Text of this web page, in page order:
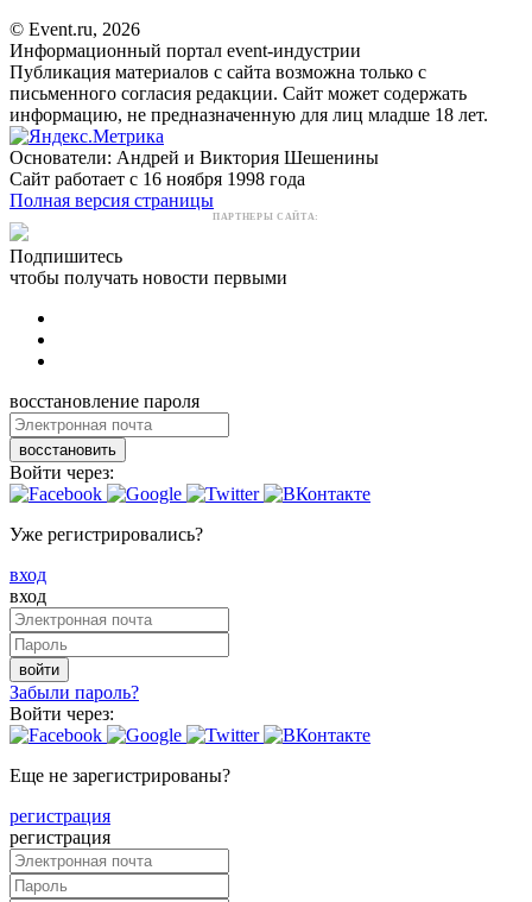
© Event.ru, 2026
Информационный портал event-индустрии
Публикация материалов с сайта возможна только с
письменного согласия редакции. Сайт может содержать
информацию, не предназначенную для лиц младше 18 лет.
Основатели: Андрей и Виктория Шешенины
Сайт работает с 16 ноября 1998 года
Полная версия страницы
ПАРТНЕРЫ САЙТА:
Подпишитесь
чтобы получать новости первыми
восстановление пароля
восстановить
Войти через:
Уже регистрировались?
вход
вход
войти
Забыли пароль?
Войти через:
Еще не зарегистрированы?
регистрация
регистрация